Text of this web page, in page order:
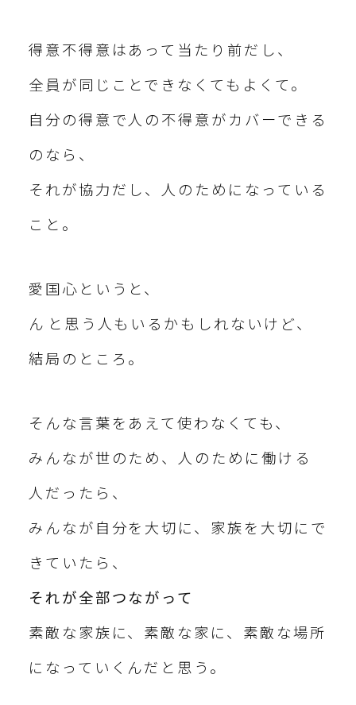
得意不得意はあって当たり前だし、
全員が同じことできなくてもよくて。
自分の得意で人の不得意がカバーできる
のなら、
それが協力だし、人のためになっている
こと。
愛国心というと、
ん⁇と思う人もいるかもしれないけど、
結局のところ。
そんな言葉をあえて使わなくても、
みんなが世のため、人のために働ける
人だったら、
みんなが自分を大切に、家族を大切にで
きていたら、
それが全部つながって
素敵な家族に、素敵な家に、素敵な場所
になっていくんだと思う。